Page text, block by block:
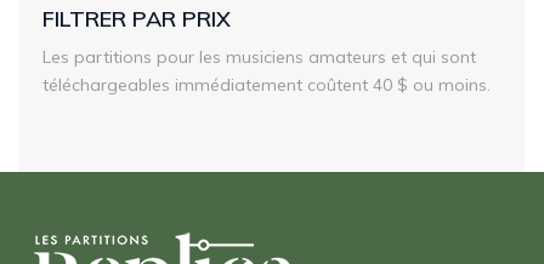
FILTRER PAR PRIX
Les partitions pour les musiciens amateurs et qui sont
téléchargeables immédiatement coûtent 40 $ ou moins.